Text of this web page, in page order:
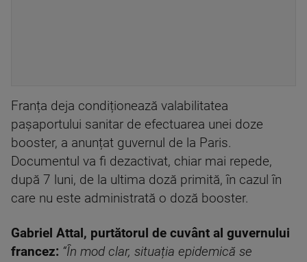
Franța deja condiționează valabilitatea
pașaportului sanitar de efectuarea unei doze
booster, a anunțat guvernul de la Paris.
Documentul va fi dezactivat, chiar mai repede,
după 7 luni, de la ultima doză primită, în cazul în
care nu este administrată o doză booster.
Gabriel Attal, purtătorul de cuvânt al guvernului
francez: “În mod clar, situația epidemică se